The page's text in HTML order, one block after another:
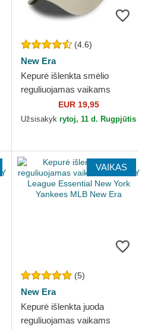
(4.6)
New Era
Kepurė išlenkta smėlio
reguliuojamas vaikams
9FORTY League Essential
New York Yankees MLB New
EUR 19,95
Užsisakyk rytoj, 11 d. Rugpjūtis
VAIKAS
(5)
New Era
Kepurė išlenkta juoda
reguliuojamas vaikams